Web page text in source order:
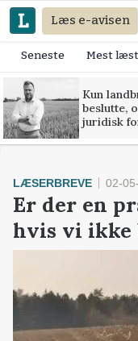
Læs e-avisen
Seneste Mest
Kun
beslutte,
juridisk
LÆSERBREVE 02-
Er der en
hvis vi ikke